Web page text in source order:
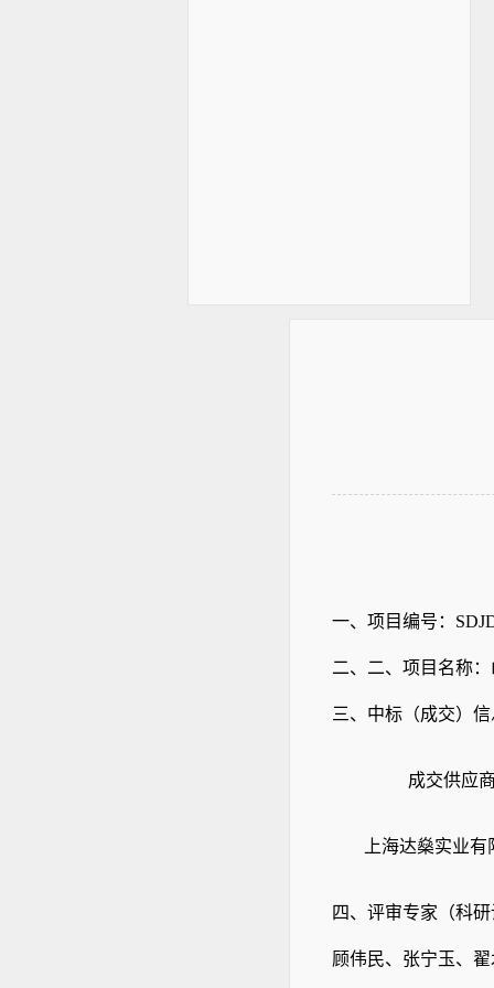
一、 项目编号：
二、 二、项目名称
三、中标（成交）信
成交供应
上海达燊实业有
四、评审专家（科
顾伟民、张宁玉、